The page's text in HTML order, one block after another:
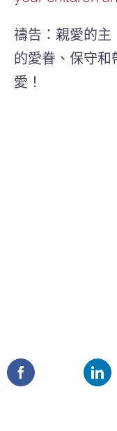
禱告：親愛的主
的愛眷、保守和
愛！